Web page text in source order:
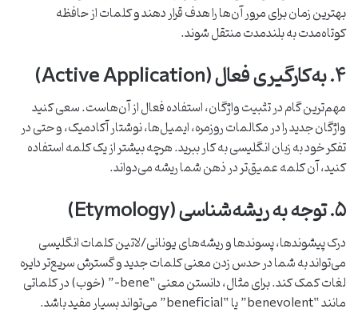
بهترین زمان برای مرور آن‌ها را هدف قرار دهند و کلمات از حافظه
کوتاه‌مدت به بلندمدت منتقل شوند.
۴. به‌کارگیری فعال (Active Application)
مهم‌ترین گام در تثبیت واژگان، استفاده فعال از آن‌هاست. سعی کنید
واژگان جدید را در مکالمات روزمره، ایمیل‌ها، نوشتار آکادمیک، و حتی در
تفکر خود به زبان انگلیسی به کار ببرید. هرچه بیشتر از یک کلمه استفاده
کنید، آن کلمه عمیق‌تر در ذهن شما ریشه می‌دواند.
۵. توجه به ریشه‌شناسی (Etymology)
درک پیشوندها، پسوندها و ریشه‌های یونانی/لاتین کلمات انگلیسی
می‌تواند به شما در حدس زدن معنی کلمات جدید و گسترش سریع‌تر دایره
لغات کمک کند. برای مثال، دانستن معنی “bene-” (خوب) در کلماتی
مانند “benevolent” یا “beneficial” می‌تواند بسیار مفید باشد.